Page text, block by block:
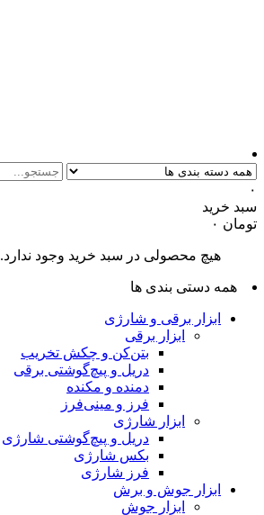
۰
سبد خرید
تومان
هیچ محصولی در سبد خرید وجود ندارد.
همه دستی بندی ها
ابزار برقی و شارژی
ابزار برقی
بتن‌کن و چکش تخریب
دریل و پیچ‌گوشتی برقی
دمنده و مکنده
فرز و مینی‌فرز
ابزار شارژی
دریل و پیچ‌گوشتی شارژی
بکس شارژی
فرز شارژی
ابزار جوش و برش
ابزار جوش